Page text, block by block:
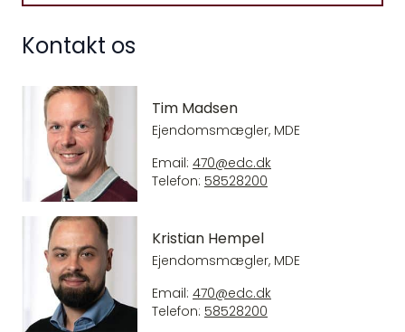
Kontakt os
Tim Madsen
Ejendomsmægler, MDE
Email: 470@edc.dk
Telefon: 58528200
Kristian Hempel
Ejendomsmægler, MDE
Email: 470@edc.dk
Telefon: 58528200